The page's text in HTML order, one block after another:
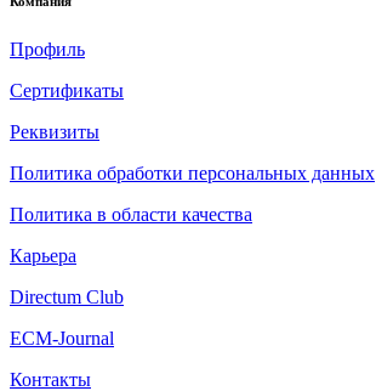
Профиль
Сертификаты
Реквизиты
Политика обработки персональных данных
Политика в области качества
Карьера
Directum Club
ECM-Journal
Контакты